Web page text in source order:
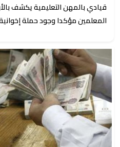
قيادي بالمهن التعليمية يكشف
المعلمين مؤكدا وجود حملة